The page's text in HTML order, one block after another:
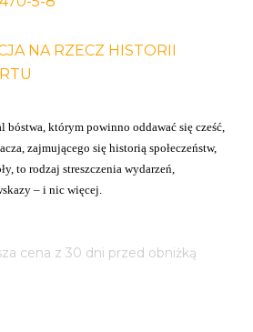
NA RZECZ HISTORII
bóstwa, którym powinno oddawać się cześć,
zajmującego się historią społeczeństw,
to rodzaj streszczenia wydarzeń,
– i nic więcej.
cena z 30 dni przed obniżką